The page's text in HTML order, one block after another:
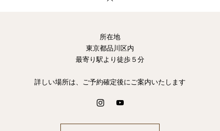
所在地
東京都品川区内
最寄り駅より徒歩５分
詳しい場所は、ご予約確定後にご案内いたします